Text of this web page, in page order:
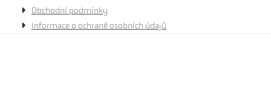
Obchodní podmínky
Informace o ochraně osobních údajů